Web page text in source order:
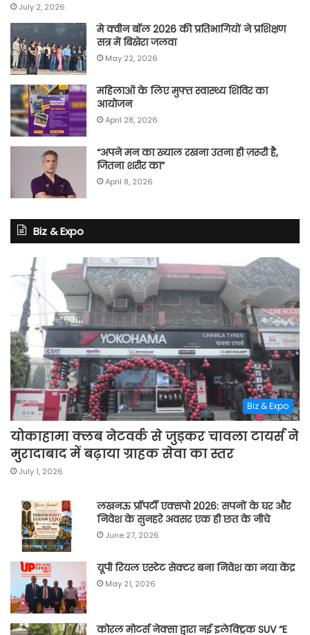
July 2, 2026
मे क्वीन बॉल 2026 की प्रतिभागियों ने प्रशिक्षण
सत्र में बिखेरा जलवा
May 22, 2026
महिलाओं के लिए मुफ्त स्वास्थ्य शिविर का
आयोजन
April 28, 2026
“अपने मन का ख्याल रखना उतना ही ज़रूरी है,
जितना शरीर का”
April 8, 2026
Biz & Expo
Biz & Expo
योकाहामा क्लब नेटवर्क से जुड़कर चावला टायर्स ने
मुरादाबाद में बढ़ाया ग्राहक सेवा का स्तर
July 1, 2026
लखनऊ प्रॉपर्टी एक्सपो 2026: सपनों के घर और
निवेश के सुनहरे अवसर एक ही छत के नीचे
June 27, 2026
यूपी रियल एस्टेट सेक्टर बना निवेश का नया केंद्र
May 21, 2026
कोरल मोटर्स नेक्सा द्वारा नई इलेक्ट्रिक SUV “E